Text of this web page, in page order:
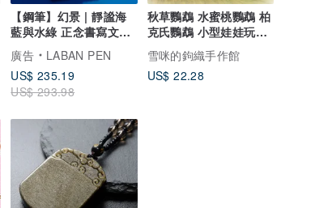
【鋼筆】幻景 | 靜謐海
藍與水綠 正念書寫文具
點亮高質感時光
廣告
LABAN PEN
US$ 235.19
US$ 293.98
秋草鸚鵡 水蜜桃鸚鵡 柏
克氏鸚鵡 小型娃娃玩偶
&圓圓體型 寵物鳥
雪咪的鉤織手作館
US$ 22.28